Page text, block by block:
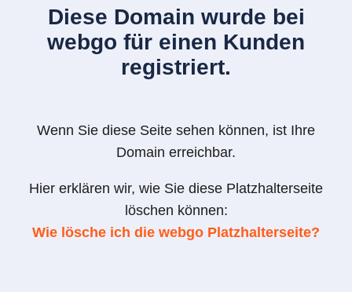
Diese Domain wurde bei
webgo für einen Kunden
registriert.
Wenn Sie diese Seite sehen können, ist Ihre
Domain erreichbar.
Hier erklären wir, wie Sie diese Platzhalterseite
löschen können:
Wie lösche ich die webgo Platzhalterseite?